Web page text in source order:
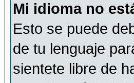
Mi idioma no
Esto se puede
de tu lenguaje
sientete libre de